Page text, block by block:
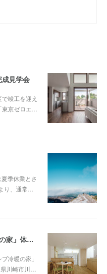
見学会
竣工を迎え
京ゼロエ…
季休業とさ
り、通常…
7/25（土）真夏の「パッシブ冷暖の家」体感会
冷暖の家」
川崎市川…